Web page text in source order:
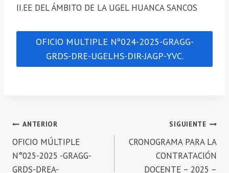
II.EE DEL ÁMBITO DE LA UGEL HUANCA SANCOS
OFICIO MULTIPLE Nº024-2025-GRAGG-
GRDS-DRE-UGELHS-DIR-JAGP-YVC.
Navegación
de
ANTERIOR
OFICIO MÚLTIPLE
N°025-2025 -GRAGG-
GRDS-DREA-
SIGUIENTE
CRONOGRAMA PARA LA
CONTRATACIÓN
DOCENTE – 2025 –